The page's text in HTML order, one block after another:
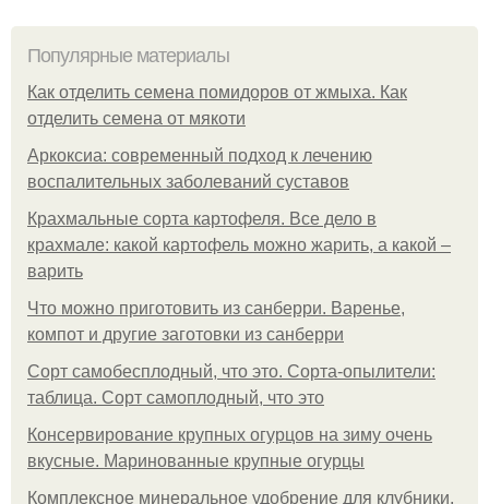
Популярные материалы
Как отделить семена помидоров от жмыха. Как
отделить семена от мякоти
Аркоксиа: современный подход к лечению
воспалительных заболеваний суставов
Крахмальные сорта картофеля. Все дело в
крахмале: какой картофель можно жарить, а какой –
варить
Что можно приготовить из санберри. Варенье,
компот и другие заготовки из санберри
Сорт самобесплодный, что это. Сорта-опылители:
таблица. Сорт самоплодный, что это
Консервирование крупных огурцов на зиму очень
вкусные. Маринованные крупные огурцы
Комплексное минеральное удобрение для клубники.